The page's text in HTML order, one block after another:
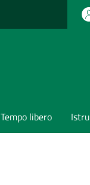
Tempo libero